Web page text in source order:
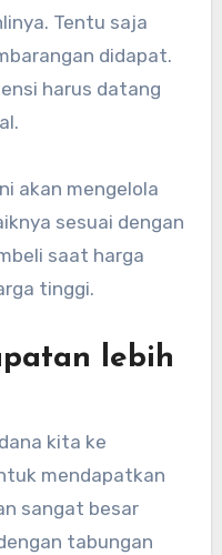
Tentu saja
didapat.
harus datang
akan mengelola
sesuai dengan
saat harga
tinggi.
lebih
kita ke
mendapatkan
sangat besar
tabungan